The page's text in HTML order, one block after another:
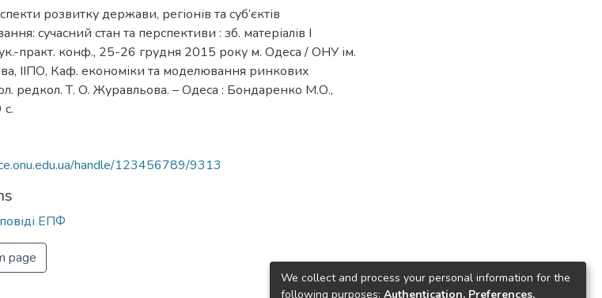
розвитку держави, регіонів та суб’єктів
сучасний стан та перспективи : зб. матеріалів І
практ. конф., 25-26 грудня 2015 року м. Одеса / ОНУ ім.
ІІПО, Каф. економіки та моделювання ринкових
редкол. Т. О. Журавльова. – Одеса : Бондаренко М.О.,
handle/123456789/9313
ЕПФ
page
We collect and process your personal information for the
following purposes: Authentication, Preferences,